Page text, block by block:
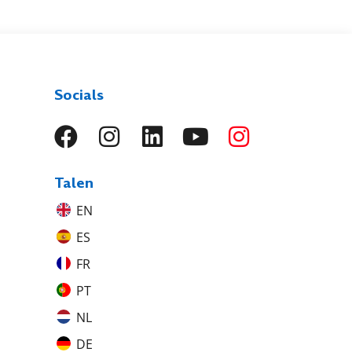
Socials
Talen
EN
ES
FR
PT
NL
DE